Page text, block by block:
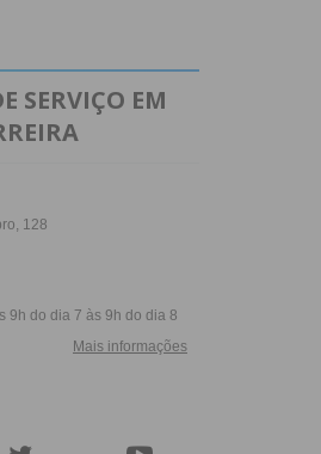
SERVIÇO EM